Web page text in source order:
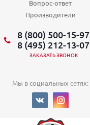
Вопрос-ответ
Производители
8 (800) 500-15-97
8 (495) 212-13-07
ЗАКАЗАТЬ ЗВОНОК
Мы в социальных сетях: